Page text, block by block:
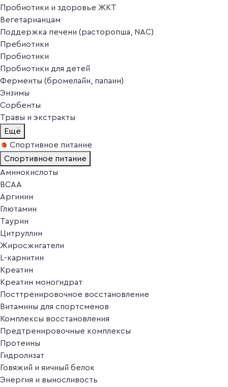
Пробиотики и здоровье ЖКТ
Вегетарианцам
Поддержка печени (расторопша, NAC)
Пребиотики
Пробиотики
Пробиотики для детей
Ферменты (бромелайн, папаин)
Энзимы
Сорбенты
Травы и экстракты
Ещё
Спортивное питание
Спортивное питание
Аминокислоты
BCAA
Аргинин
Глютамин
Таурин
Цитруллин
Жиросжигатели
L-карнитин
Креатин
Креатин моногидрат
Посттренировочное восстановление
Витамины для спортсменов
Комплексы восстановления
Предтренировочные комплексы
Протеины
Гидролизат
Говяжий и яичный белок
Энергия и выносливость